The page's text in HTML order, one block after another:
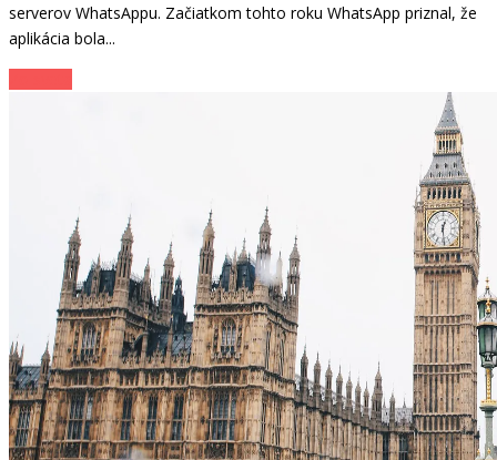
serverov WhatsAppu. Začiatkom tohto roku WhatsApp priznal, že
aplikácia bola...